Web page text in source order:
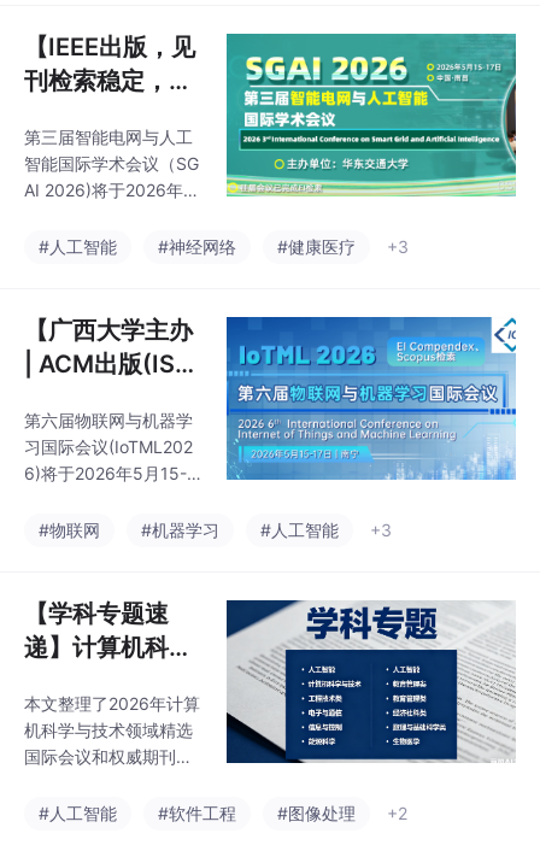
与模式分析国际
学术大会(ICCP
A 2026)
协办，论文将由SPIE出
版并提交EI Compende
x和Scopus检索。征稿
图像处理、人工智能、
信号处理等前沿领域，
包括深度学习、自动驾
向。投稿需经过严格审
【IEEE出版，见
刊检索稳定，华
办，往届均已EI
检索 | EI期刊同
智能电网与人工
议（SGAI 202
6)
第三届智能电网与人工
智能国际学术会议（SG
AI 2026)将于2026年5
办，由华东交通大学主
能技术展开讨论。大会
旨在为从事相关行业的
专家、科研学者、技术
沿技术，让大家了解学
术发展趋势，拓宽研究
思路，加强学术研究和
业化。大会诚邀国内外
他相关人员参会交流。
#人工智能 #神经网络 #健康医疗 +3
【广西大学主办
| ACM出版(ISB
07-2349-0)，
往届已于会后3
后1个月检索 | 设
届物联网与机器
学习国际会议 (I
oTML 2026)
第六届物联网与机器学
习国际会议(IoTML202
6)将于2026年5月15-1
议聚焦物联网与机器学
能、智慧城市、工业物
联网等主题。投稿论文
将经过严格评审，录用
EI和Scopus检索。会议
设有优秀论文评选环
节，并提供参会证明、
止日期及更多详情请查
#物联网 #机器学习 #人工智能 +3
【学科专题速
递】计算机科学
汇总：2026 热
门国际学术会议
（EI/Scopus 会
本文整理了2026年计算
机科学与技术领域精选
国际会议和权威期刊信
大数据等热门方向。推
#人工智能 #软件工程 #图像处理 +2